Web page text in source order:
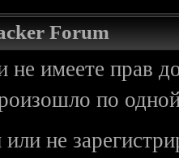
Forum
имеете прав
по
не